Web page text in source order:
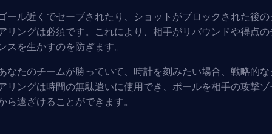
ール近くでセーブされたり、ショットがブロックされた後の
リングは必須です。これにより、相手がリバウンドや得点の
スを生かすのを防ぎます。
なたのチームが勝っていて、時計を刻みたい場合、戦略的な
リングは時間の無駄遣いに使用でき、ボールを相手の攻撃ゾ
ら遠ざけることができます。